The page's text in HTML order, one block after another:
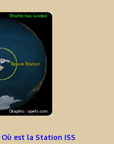
est la Station ISS